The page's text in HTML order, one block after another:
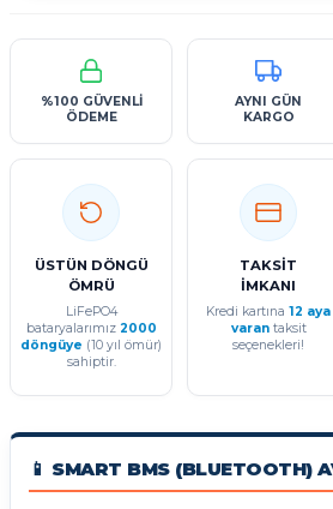
%100 GÜVENLİ
ÖDEME
AYNI GÜN
KARGO
ÜSTÜN DÖNGÜ
ÖMRÜ
LiFePO4
bataryalarımız 2000
döngüye (10 yıl ömür)
sahiptir.
TAKSİT
İMKANI
Kredi kartına 12 aya
varantaksit
seçenekleri!
📱 SMART BMS (BLUETOOTH)